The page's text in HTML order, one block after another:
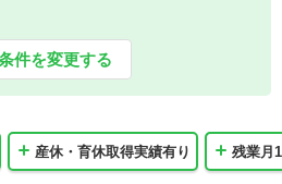
件を変更する
産休・育休取得実績有り 残業月